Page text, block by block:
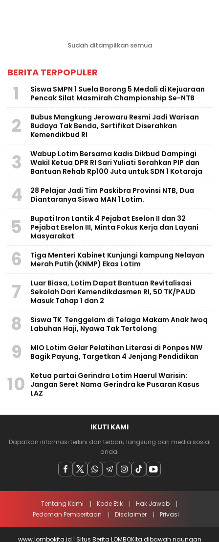
Sudah ditampilkan semua
BERITA TERPOPULER
1
Siswa SMPN 1 Suela Borong 5 Medali di Kejuaraan
Pencak Silat Masmirah Championship Se-NTB
2
Bubus Mangkung Jerowaru Resmi Jadi Warisan
Budaya Tak Benda, Sertifikat Diserahkan
Kemendikbud RI
3
Wabup Lotim Bersama kadis Dikbud Dampingi
Wakil Ketua DPR RI Sari Yuliati Serahkan PIP dan
Bantuan Rehab Rp100 Juta untuk SDN 1 Kotaraja
4
28 Pelajar Jadi Tim Paskibra Provinsi NTB, Dua
Diantaranya Siswa MAN 1 Lotim.
5
Bupati Iron Lantik 4 Pejabat Eselon II dan 32
Pejabat Eselon III, Minta Fokus Kerja dan Layani
Masyarakat
6
Tiga Menteri Kabinet Kunjungi kampung Nelayan
Merah Putih (KNMP) Ekas Lotim
7
Luar Biasa, Lotim Dapat Bantuan Revitalisasi
Sekolah Dari Kemendikdasmen RI, 50 TK/PAUD
Masuk Tahap 1 dan 2
8
Siswa TK Tenggelam di Telaga Makam Anak Iwoq
Labuhan Haji, Nyawa Tak Tertolong
9
MIO Lotim Gelar Pelatihan Literasi di Ponpes NW
Bagik Payung, Targetkan 4 Jenjang Pendidikan
10
Ketua partai Gerindra Lotim Haerul Warisin:
Jangan Seret Nama Gerindra ke Pusaran Kasus
LAZ
IKUTI KAMI
Dapatkan informasi terkini dan terbaru langsung dari media sosial
anda.
Tentang Kami Kode Etik
Hak Jawab
Pedoman Pemberitaan
Disclaimer Privasi
www.lombokita.id | Situs Berita LOMBOKita dibawah naungan